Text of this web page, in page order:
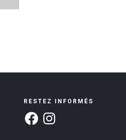
RESTEZ INFORMÉS